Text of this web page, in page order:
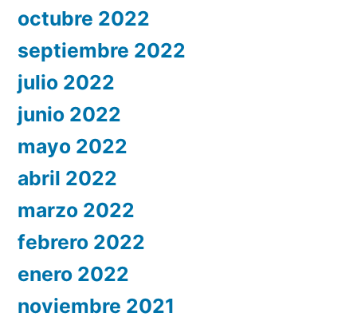
octubre 2022
septiembre 2022
julio 2022
junio 2022
mayo 2022
abril 2022
marzo 2022
febrero 2022
enero 2022
noviembre 2021